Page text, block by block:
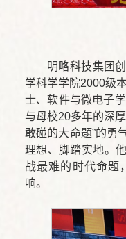
明略科技集团
学科学学院2000级
士、软件与微电子
与母校20多年的深
敢碰的大命题”的勇
理想、脚踏实地。
战最难的时代命题
响。